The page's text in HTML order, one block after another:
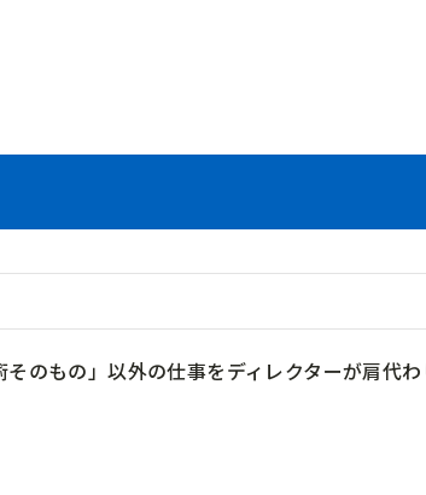
のもの」以外の仕事をディレクターが肩代